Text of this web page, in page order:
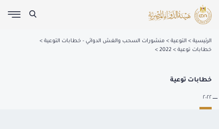
الرئيسية التوعية
منشورات السحب والغش الدوائي - خطابات التوعية
خطابات توعية
2022
خطابات توعية
٢٠٢٢